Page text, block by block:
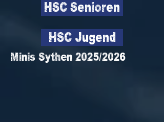
HSC Senioren
HSC Jugend
Minis Sythen 2025/2026